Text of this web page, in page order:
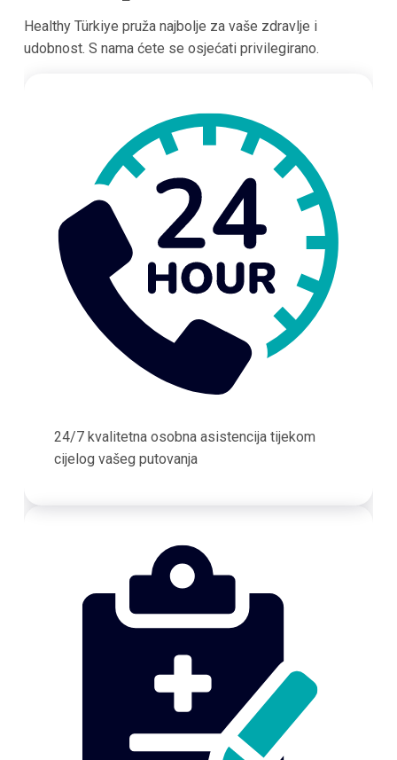
Healthy Türkiye pruža najbolje za vaše zdravlje i
udobnost. S nama ćete se osjećati privilegirano.
24/7 kvalitetna osobna asistencija tijekom
cijelog vašeg putovanja